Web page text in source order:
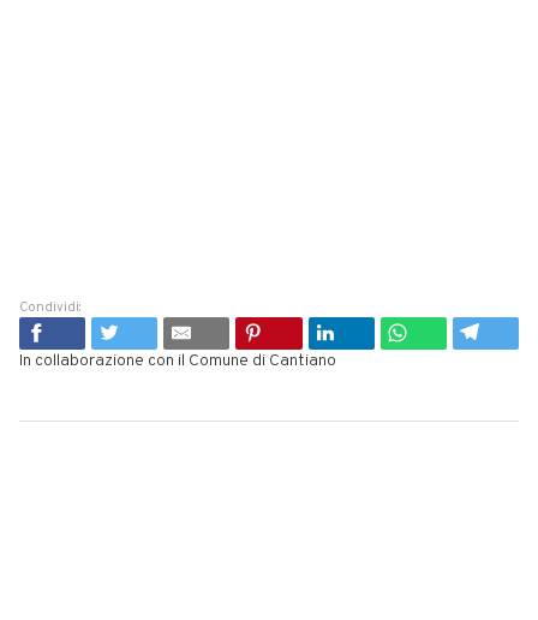
Condividi:
In collaborazione con il Comune di Cantiano